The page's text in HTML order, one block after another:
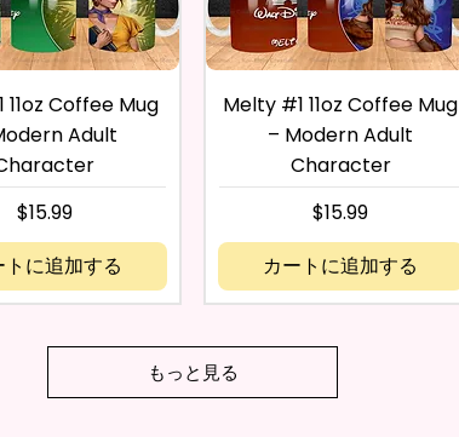
11oz Coffee Mug
Adult
価格
$15.99
トに追加する
Melty #1 11oz Coffee Mug
– Modern Adult
Character
価格
$15.99
カートに追加する
もっと見る